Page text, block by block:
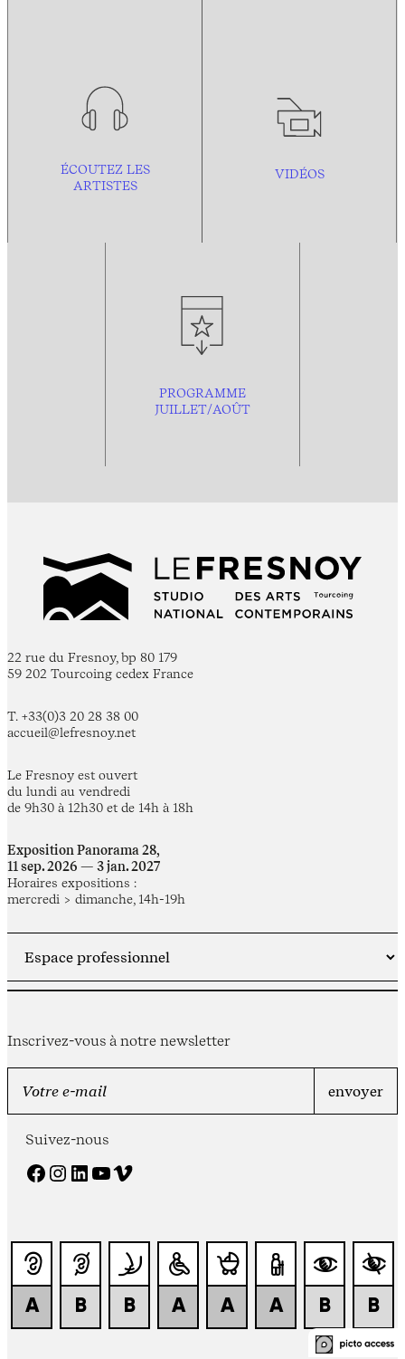
ÉCOUTEZ LES
ARTISTES
VIDÉOS
PROGRAMME
JUILLET/AOÛT
22 rue du Fresnoy, bp 80 179
59 202 Tourcoing cedex France
T. +33(0)3 20 28 38 00
accueil@lefresnoy.net
Le Fresnoy est ouvert
du lundi au vendredi
de 9h30 à 12h30 et de 14h à 18h
Exposition Panorama 28,
11 sep. 2026 — 3 jan. 2027
Horaires expositions :
mercredi > dimanche, 14h-19h
Inscrivez-vous à notre newsletter
Suivez-nous
Facebook Instagram LinkedIn YouTube Vimeo